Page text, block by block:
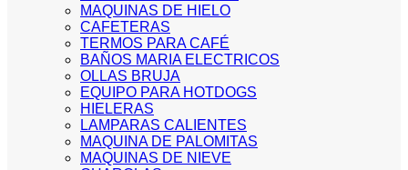
MAQUINAS DE HIELO
CAFETERAS
TERMOS PARA CAFÉ
BAÑOS MARIA ELECTRICOS
OLLAS BRUJA
EQUIPO PARA HOTDOGS
HIELERAS
LAMPARAS CALIENTES
MAQUINA DE PALOMITAS
MAQUINAS DE NIEVE